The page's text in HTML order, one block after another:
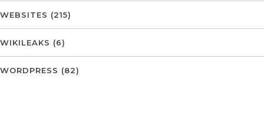
WEBSITES (215)
WIKILEAKS (6)
WORDPRESS (82)